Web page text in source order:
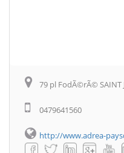
79 pl FodÃ©rÃ© SAINT
0479641560
http://www.adrea-